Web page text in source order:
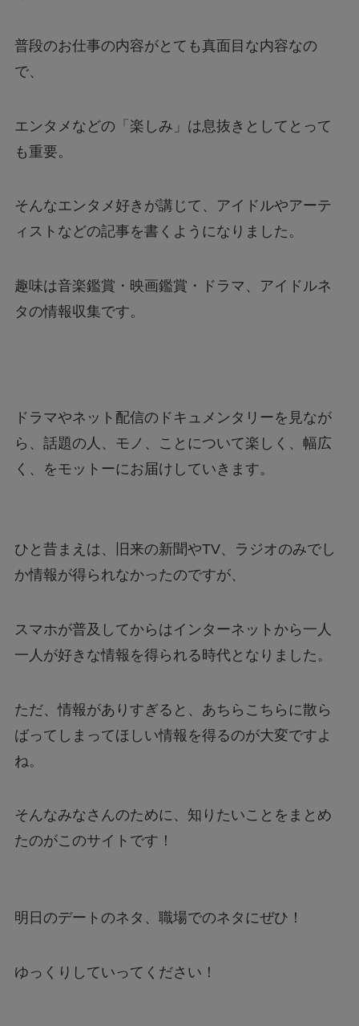
普段のお仕事の内容がとても真面目な内容なの
で、
エンタメなどの「楽しみ」は息抜きとしてとって
も重要。
そんなエンタメ好きが講じて、アイドルやアーテ
ィストなどの記事を書くようになりました。
趣味は音楽鑑賞・映画鑑賞・ドラマ、アイドルネ
タの情報収集です。
ドラマやネット配信のドキュメンタリーを見なが
ら、話題の人、モノ、ことについて楽しく、幅広
く、をモットーにお届けしていきます。
ひと昔まえは、旧来の新聞やTV、ラジオのみでし
か情報が得られなかったのですが、
スマホが普及してからはインターネットから一人
一人が好きな情報を得られる時代となりました。
ただ、情報がありすぎると、あちらこちらに散ら
ばってしまってほしい情報を得るのが大変ですよ
ね。
そんなみなさんのために、知りたいことをまとめ
たのがこのサイトです！
明日のデートのネタ、職場でのネタにぜひ！
ゆっくりしていってください！